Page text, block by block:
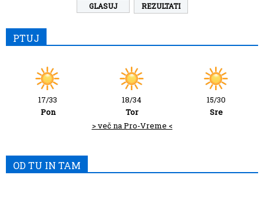
REZULTATI
PTUJ
17/33
Pon
18/34
Tor
15/30
Sre
> več na Pro-Vreme <
OD TU IN TAM